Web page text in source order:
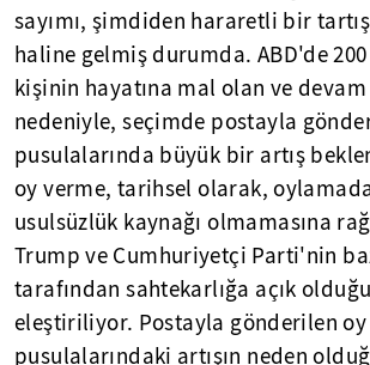
sayımı, şimdiden hararetli bir
haline gelmiş durumda. ABD'de
kişinin hayatına mal olan ve devam
nedeniyle, seçimde postayla
pusulalarında büyük bir artış
oy verme, tarihsel olarak,
usulsüzlük kaynağı olmamasına
Trump ve Cumhuriyetçi Parti'nin
tarafından sahtekarlığa açık
eleştiriliyor. Postayla gönderilen oy
pusulalarındaki artışın neden